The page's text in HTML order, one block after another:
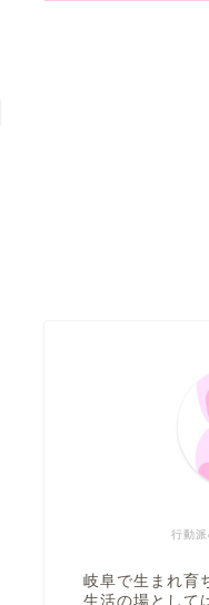
行動派
岐阜で生まれ育
生活の場として